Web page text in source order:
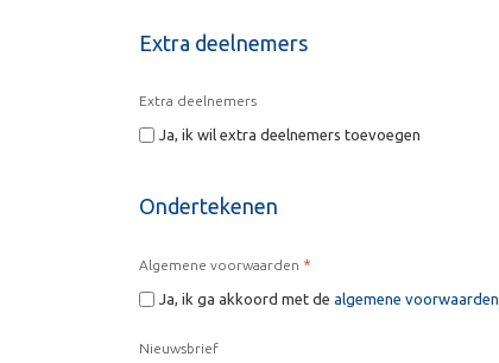
Extra deelnemers
Extra deelnemers
Ja, ik wil extra deelnemers toevoegen
Ondertekenen
Algemene voorwaarden *
Ja, ik ga akkoord met de algemene voorwaarden
Nieuwsbrief